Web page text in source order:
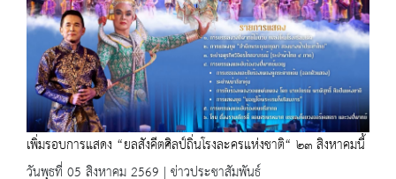
เพิ่มรอบการแสดง “ยลสังคีตศิลป์ถิ่นโรงละครแห่งชาติ“ ๒๓ สิงหาคมนี้
วันพุธที่ 05 สิงหาคม 2569 | ข่าวประชาสัมพันธ์